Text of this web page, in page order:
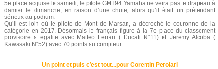
5e place acquise le samedi, le pilote GMT94 Yamaha ne verra pas le drapeau à
damier le dimanche, en raison d’une chute, alors qu’il était un prétendant
sérieux au podium.
Qu’il est loin où le pilote de Mont de Marsan, a décroché le couronne de la
catégorie en 2017. Désormais le français figure à la 7e place du classement
provisoire à égalité avec Mattéo Ferrari ( Ducati N°11) et Jeremy Alcoba (
Kawasaki N°52) avec 70 points au compteur.
Un point et puis c’est tout...pour Corentin Perolari